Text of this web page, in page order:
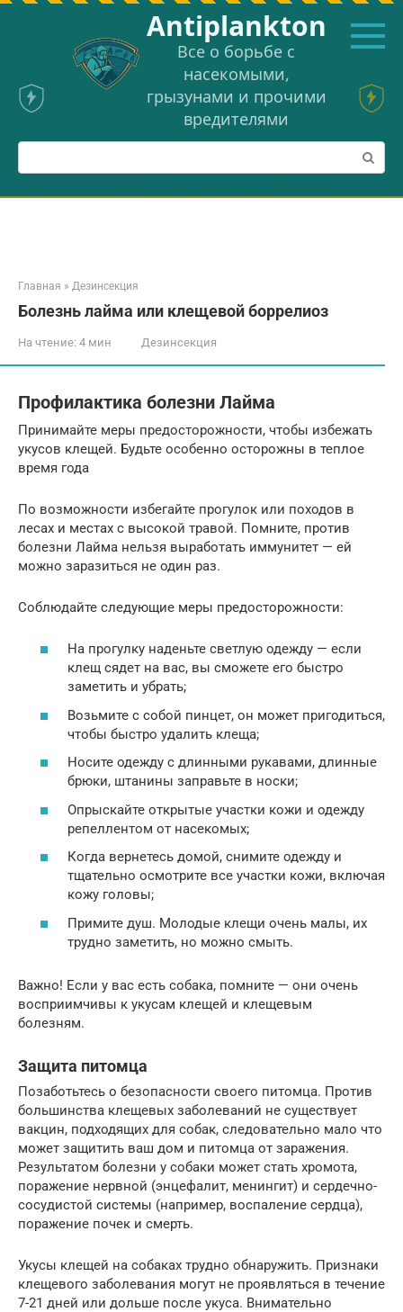
Перейти
Аntiplankton
Все о борьбе с
насекомыми,
грызунами и прочими
вредителями
Поиск:
Главная » Дезинсекция
Болезнь лайма или клещевой боррелиоз
На чтение: 4 мин Дезинсекция
Профилактика болезни Лайма
Принимайте меры предосторожности, чтобы избежать
укусов клещей. Будьте особенно осторожны в теплое
время года
По возможности избегайте прогулок или походов в
лесах и местах с высокой травой. Помните, против
болезни Лайма нельзя выработать иммунитет — ей
можно заразиться не один раз.
Соблюдайте следующие меры предосторожности:
На прогулку наденьте светлую одежду — если
клещ сядет на вас, вы сможете его быстро
заметить и убрать;
Возьмите с собой пинцет, он может пригодиться,
чтобы быстро удалить клеща;
Носите одежду с длинными рукавами, длинные
брюки, штанины заправьте в носки;
Опрыскайте открытые участки кожи и одежду
репеллентом от насекомых;
Когда вернетесь домой, снимите одежду и
тщательно осмотрите все участки кожи, включая
кожу головы;
Примите душ. Молодые клещи очень малы, их
трудно заметить, но можно смыть.
Важно! Если у вас есть собака, помните — они очень
восприимчивы к укусам клещей и клещевым
болезням.
Защита питомца
Позаботьтесь о безопасности своего питомца. Против
большинства клещевых заболеваний не существует
вакцин, подходящих для собак, следовательно мало что
может защитить ваш дом и питомца от заражения.
Результатом болезни у собаки может стать хромота,
поражение нервной (энцефалит, менингит) и сердечно-
сосудистой системы (например, воспаление сердца),
поражение почек и смерть.
Укусы клещей на собаках трудно обнаружить. Признаки
клещевого заболевания могут не проявляться в течение
7-21 дней или дольше после укуса. Внимательно